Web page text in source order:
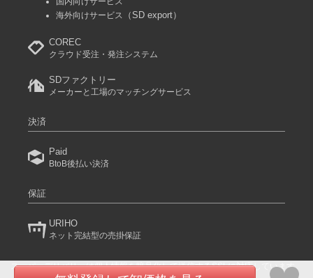
海外向けサービス
（SD export）
COREC
クラウド受注・発注システム
SDファクトリー
メーカーと工場のマッチングサービス
決済
Paid
BtoB後払い決済
保証
URIHO
ネット完結型の売掛保証
スーパーデリバリーは個人情報を暗号化して送信するSSLに対応しています。
(C) 2024 RACCOON COMMERCE, Inc. All rights reserved.